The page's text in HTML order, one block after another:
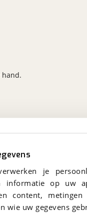
je
informatie op
en content,
wie uw gegevens